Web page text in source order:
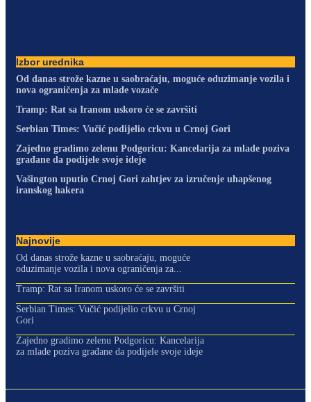
Izbor urednika
Od danas strože kazne u saobraćaju, moguće oduzimanje vozila i
nova ograničenja za mlade vozače
Tramp: Rat sa Iranom uskoro će se završiti
Serbian Times: Vučić podijelio crkvu u Crnoj Gori
Zajedno gradimo zelenu Podgoricu: Kancelarija za mlade poziva
građane da podijele svoje ideje
Vašington uputio Crnoj Gori zahtjev za izručenje uhapšenog
iranskog hakera
Najnovije
Od danas strože kazne u saobraćaju, moguće
oduzimanje vozila i nova ograničenja za...
Tramp: Rat sa Iranom uskoro će se završiti
Serbian Times: Vučić podijelio crkvu u Crnoj
Gori
Zajedno gradimo zelenu Podgoricu: Kancelarija
za mlade poziva građane da podijele svoje ideje